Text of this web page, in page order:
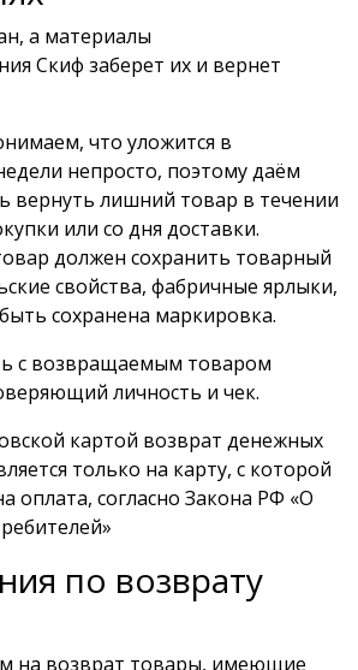
а материалы
Скиф заберет их и вернет
что уложится в
непросто, поэтому даём
вернуть лишний товар в течении
или со дня доставки.
должен сохранить товарный
свойства, фабричные ярлыки,
сохранена маркировка.
с возвращаемым товаром
личность и чек.
картой возврат денежных
только на карту, с которой
оплата, согласно Закона РФ «О
по возврату
на возврат товары, имеющие